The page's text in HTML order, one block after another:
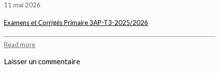
11 mai 2026
Examens et Corrigés Primaire 3AP-T3-2025/2026
Read more
Laisser un commentaire